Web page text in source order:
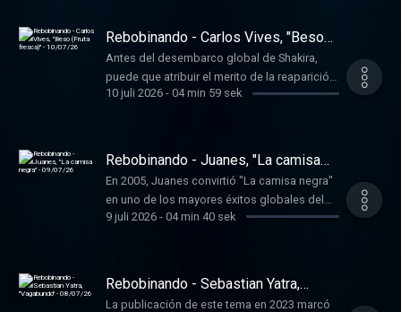
Rebobinando - Carlos Vives, "Beso
(Fruta fresca)" - 10/07/26
Antes del desembarco global de Shakira,
puede que atribuir el merito de la reaparición
a nivel mundial de música colombiana a
10 juli 2026- 04 min 59 sek
Rebobinando - Juanes, "La camisa
negra" - 09/07/26
En 2005, Juanes convirtió "La camisa negra"
en uno de los mayores éxitos globales del
pop latino moderno, incluido en su álbum 'Mi
9 juli 2026- 04 min 40 sek
Rebobinando - Sebastian Yatra,
"Vagabundo" - 08/07/26
La publicación de este tema en 2023 marcó